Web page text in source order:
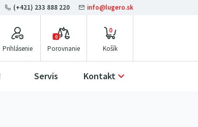
Prihlásenie Porovnanie
0
0
Kontakt
Servis
(+421) 233 888 220 info@lugero.sk